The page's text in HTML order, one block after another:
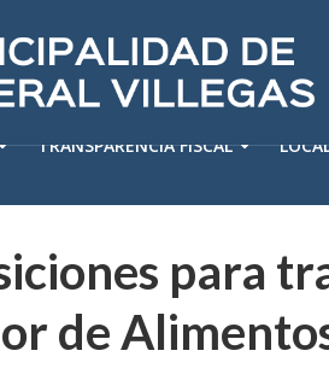
TRANSPARENCIA FISCAL
para
de